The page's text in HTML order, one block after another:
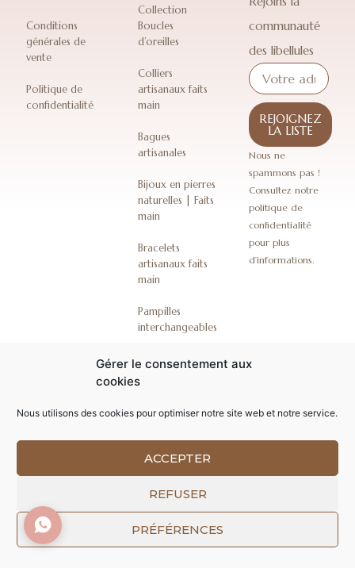
Gérer le consentement aux
cookies
Nous utilisons des cookies pour optimiser notre site web et notre service.
ACCEPTER
REFUSER
PRÉFÉRENCES
Conditions
générales de
vente
Politique de
confidentialité
Collection
Boucles
d’oreilles
Colliers
artisanaux faits
main
Bagues
artisanales
Bijoux en pierres
naturelles | Faits
main
Bracelets
artisanaux faits
main
Pampilles
interchangeables
Coffrets bijoux
emballages
cadeaux
communauté
des libellules
REJOIGNEZ
LA LISTE
Nous ne
spammons pas !
Consultez notre
politique de
confidentialité
pour plus
d’informations.
réservés.
Conception par Softgroup